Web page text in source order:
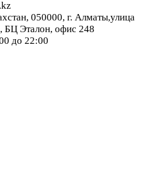
050000, г. Алматы,улица
БЦ Эталон, офис 248
до 22:00